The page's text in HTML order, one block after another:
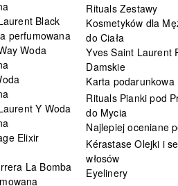
Black
perfumowana
Woda
Y Woda
Elixir
La Bomba
Rituals Zestawy
Kosmetyków dla
do Ciała
Yves Saint Laurent
Damskie
Karta podarunkowa
Rituals Pianki pod
do Mycia
Najlepiej oceniane
Kérastase Olejki i
włosów
Eyelinery